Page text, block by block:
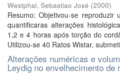
Westphal, Sebastiao José (2000)
Resumo: Objetivou-se reproduzir
quantificaras alterações
1,2 e 4 horas após torção do
Utilizou-se 40 Ratos Wistar,
Alterações numéricas e
Leydig no envelhecimento de